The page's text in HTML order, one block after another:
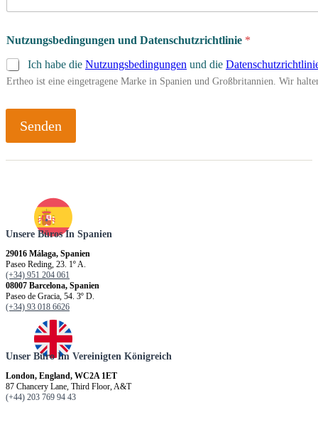
Nutzungsbedingungen und Datenschutzrichtlinie *
Ich habe die Nutzungsbedingungen und die
Ertheo ist eine eingetragene Marke in Spanien und Großbritannien. Wir
Senden
Unsere Büros In Spanien
29016 Málaga, Spanien
Paseo Reding, 23. 1º A.
(+34) 951 204 061
08007 Barcelona, Spanien
Paseo de Gracia, 54. 3º D.
(+34) 93 018 6626
Unser Büro Im Vereinigten Königreich
London, England, WC2A 1ET
87 Chancery Lane, Third Floor, A&T
(+44) 203 769 94 43